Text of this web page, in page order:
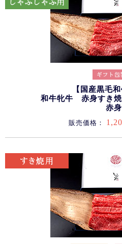
【国産黒毛
和牛牝牛 赤身すき焼
赤身
販売価格：